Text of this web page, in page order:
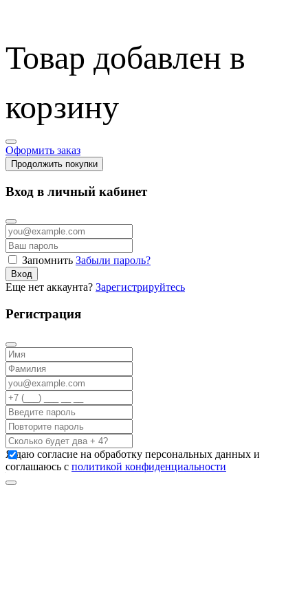
Товар добавлен в
корзину
Оформить заказ
Продолжить покупки
Вход в личный кабинет
Запомнить Забыли пароль?
Вход
Еще нет аккаунта? Зарегистрируйтесь
Регистрация
Я даю согласие на обработку персональных данных и
соглашаюсь с политикой конфиденциальности